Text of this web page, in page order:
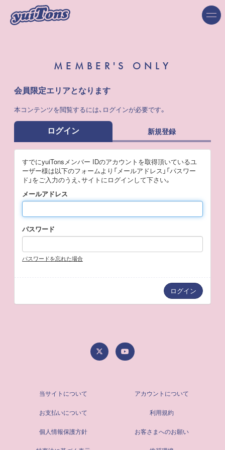
MEMBER'S ONLY
会員限定エリアとなります
本コンテンツを閲覧するには、ログインが必要です。
ログイン 新規登録
すでにyuiTonsメンバー IDのアカウントを取得頂いているユ
ーザー様は以下のフォームより「メールアドレス」「パスワー
ド」をご入力のうえ、サイトにログインして下さい。
メールアドレス
パスワード
パスワードを忘れた場合
当サイトについて アカウントについて
お支払いについて 利用規約
個人情報保護方針 お客さまへのお願い